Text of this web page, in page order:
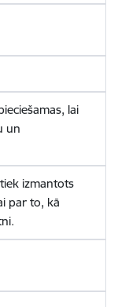
lai
un
izmantots
par to, kā